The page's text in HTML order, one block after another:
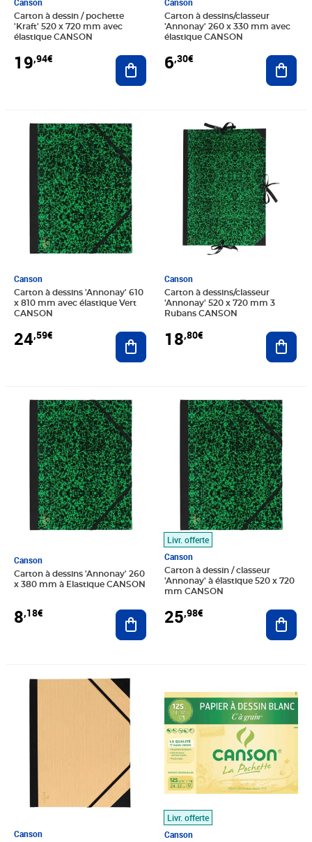
Carton à dessin / pochette
'Kraft' 520 x 720 mm avec
élastique CANSON
19,94€ Ajouter au panier
Carton à dessins/classeur
'Annonay' 260 x 330 mm avec
élastique CANSON
6,30€
Canson
Carton à dessins 'Annonay' 610
x 810 mm avec élastique Vert
CANSON
24,59€
Prix 24,59€
Ajouter au panier
Canson
Carton à dessins/classeur
'Annonay' 520 x 720 mm 3
Rubans CANSON
18,80€
Prix 18,80€
Canson
Carton à dessins 'Annonay' 260
x 380 mm à Elastique CANSON
8,18€
Prix 8,18€
Ajouter au panier
Livr. offerte
Canson
Carton à dessin / classeur
'Annonay' à élastique 520 x 720
mm CANSON
25,98€
Prix 25,98€
Canson
Prix 11,37€
Livr. offerte
Canson